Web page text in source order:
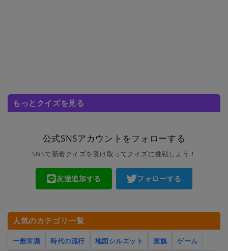
もっとクイズを見る
公式SNSアカウントをフォローする
SNSで新着クイズを受け取ってクイズに挑戦しよう！
友達追加する フォローする
人気のカテゴリ一覧
一般常識 時代の流行 地図シルエット 国旗
ゲーム